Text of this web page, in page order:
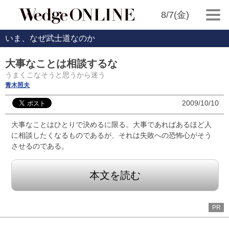
8/7(金)
いま、なぜ武士道なのか
大事なことは相談するな
うまくこなそうと思うから迷う
青木照夫
2009/10/10
大事なことはひとりで決めるに限る。大事であればあるほど人
に相談したくなるものであるが、それは失敗への恐怖心がそう
させるのである。
本文を読む
PR